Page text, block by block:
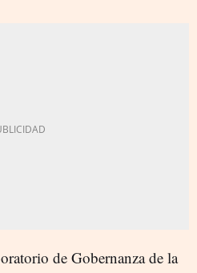
de Gobernanza de la